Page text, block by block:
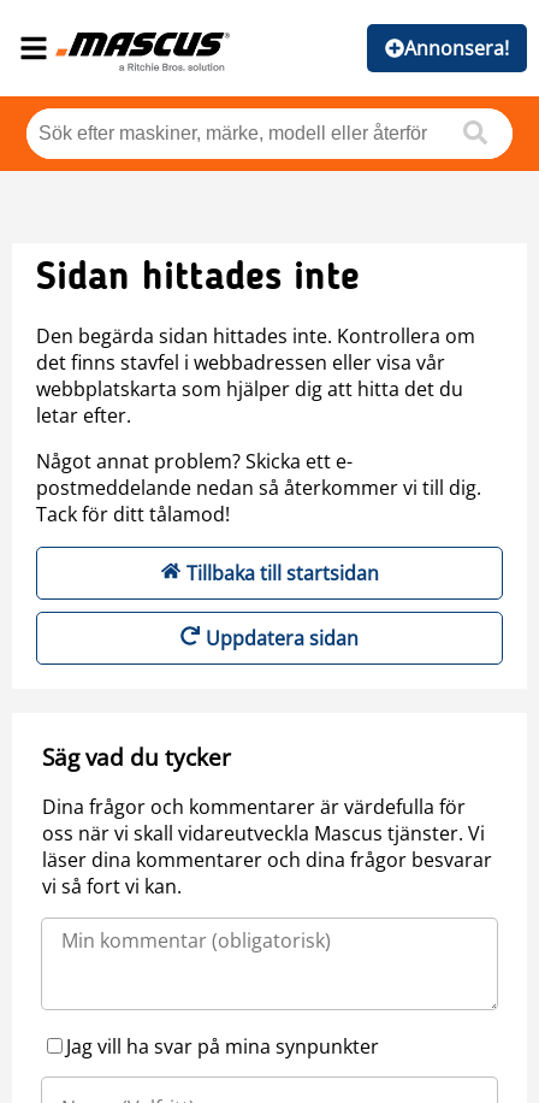
Annonsera!
Sidan hittades inte
Den begärda sidan hittades inte. Kontrollera om
det finns stavfel i webbadressen eller visa vår
webbplatskarta som hjälper dig att hitta det du
letar efter.
Något annat problem? Skicka ett e-
postmeddelande nedan så återkommer vi till dig.
Tack för ditt tålamod!
Tillbaka till startsidan
Uppdatera sidan
Säg vad du tycker
Dina frågor och kommentarer är värdefulla för
oss när vi skall vidareutveckla Mascus tjänster. Vi
läser dina kommentarer och dina frågor besvarar
vi så fort vi kan.
Jag vill ha svar på mina synpunkter